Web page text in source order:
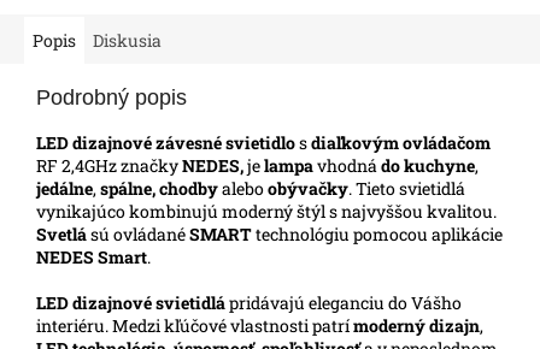
Popis Diskusia
Podrobný popis
LED dizajnové závesné svietidlosdiaľkovým ovládačom
RF 2,4GHz značkyNEDES,jelampavhodnádo kuchyne,
jedálne,spálne, chodbyaleboobývačky. Tieto svietidlá
vynikajúco kombinujú moderný štýl s najvyššou kvalitou.
Svetlású ovládanéSMARTtechnológiu pomocou aplikácie
NEDES Smart.
LEDdizajnové svietidlápridávajú eleganciu do Vášho
interiéru. Medzi kľúčové vlastnosti patrímoderný dizajn,